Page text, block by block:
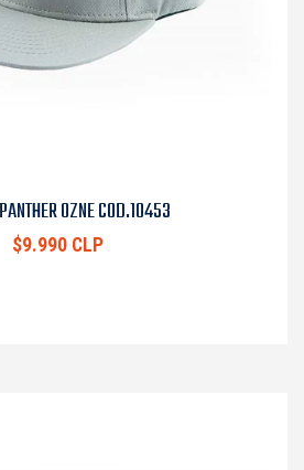
OZNE COD.10453
$9.990 CLP